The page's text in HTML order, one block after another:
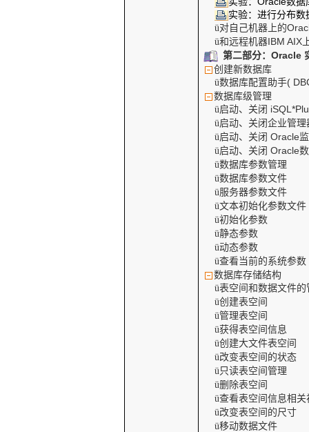
实验：进行分布
ü对自己机器上的
ü和远程机器IBM AIX
第二部分：Oracle
创建新数据库
ü数据库配置助手(
数据库级管理
ü启动、关闭
ü启动、关闭企业管
ü启动、关闭 Oracle
ü启动、关闭 Oracle
ü数据库参数管理
ü数据库参数文件
ü服务器参数文件
ü文本初始化参数文件
ü初始化参数
ü静态参数
ü动态参数
ü查看当前的系统参数
数据库存储结构
ü表空间和数据文件的
ü创建表空间
ü管理表空间
ü获得表空间信息
ü创建大文件表空间
ü改变表空间的状态
ü 只读表空间管理
ü删除表空间
ü查看表空间信息相关
ü改变表空间的尺寸
ü移动数据文件